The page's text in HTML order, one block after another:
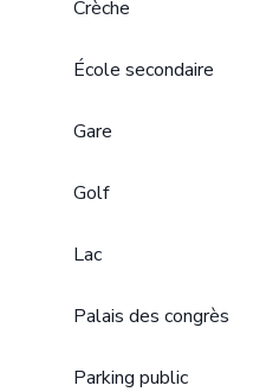
Crèche
École secondaire
Gare
Golf
Lac
Palais des congrès
Parking public